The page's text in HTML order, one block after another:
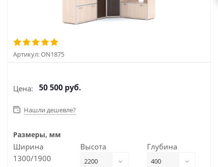
Артикул:ON1875
Цена: 50 500 руб.
Нашли дешевле?
Размеры, мм
Ширина
1300/1900
Высота
2200
Глубина
400